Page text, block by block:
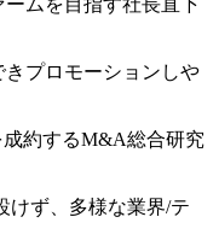
プロモーションしや
約するM&A総合研究
けず、多様な業界/テ